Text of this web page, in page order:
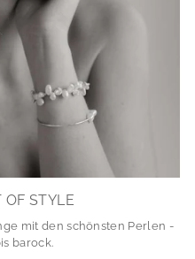
OF STYLE
mit den schönsten Perlen -
barock.